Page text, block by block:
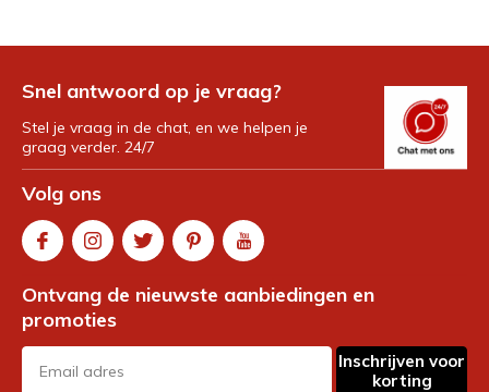
Snel antwoord op je vraag?
Stel je vraag in de chat, en we helpen je
graag verder. 24/7
Volg ons
Ontvang de nieuwste aanbiedingen en
promoties
Inschrijven voor
korting